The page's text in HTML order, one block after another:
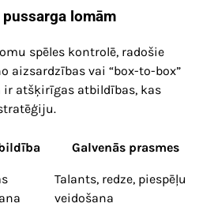
lomām
spēles kontrolē, radošie
aizsardzības vai “box-to-box”
atšķirīgas atbildības, kas
Galvenās prasmes
Talants, redze, piespēļu
veidošana